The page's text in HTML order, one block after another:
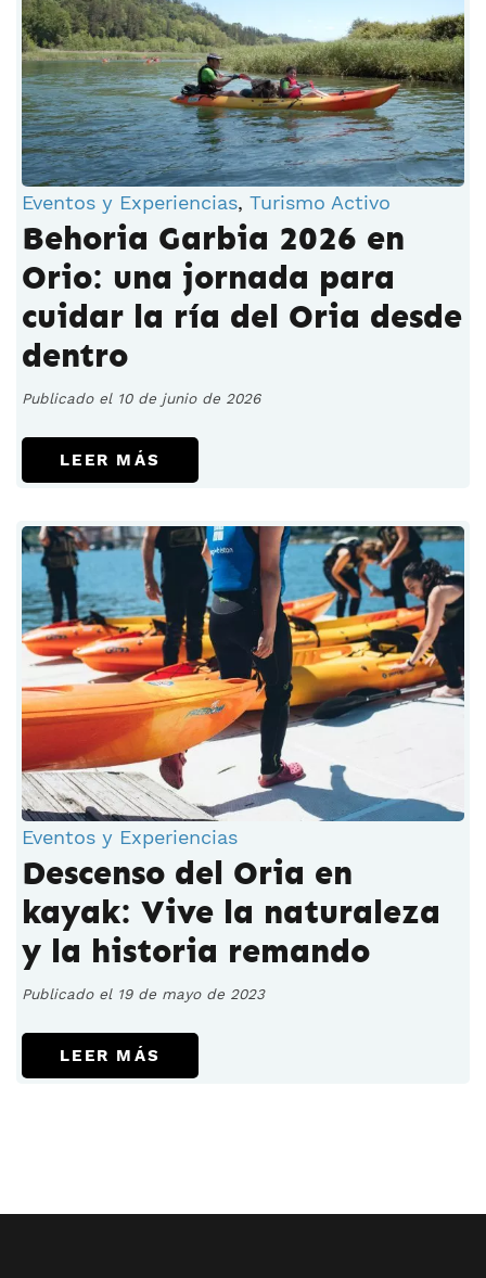
Eventos y Experiencias, Turismo Activo
Behoria Garbia 2026 en
Orio: una jornada para
cuidar la ría del Oria desde
dentro
Publicado el 10 de junio de 2026
LEER MÁS
Eventos y Experiencias
Descenso del Oria en
kayak: Vive la naturaleza
y la historia remando
Publicado el 19 de mayo de 2023
LEER MÁS